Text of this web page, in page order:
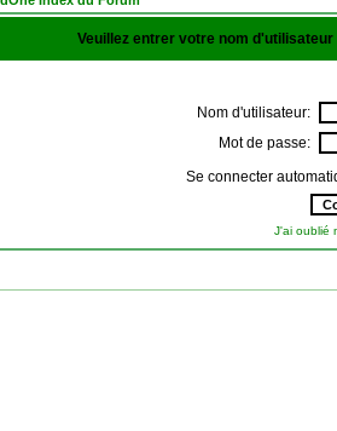
Veuillez entrer votre nom
Nom d'utilisateur:
Mot de passe:
Se connecter
J'ai oublié